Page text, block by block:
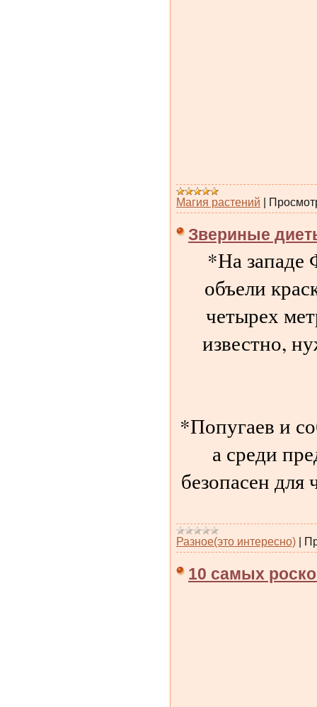
Магия растений |
Звериные
*На западе
объели
четырех
известно,
*Попугаев и
а среди
безопасен для
Разное(это интересно) |
10 самых